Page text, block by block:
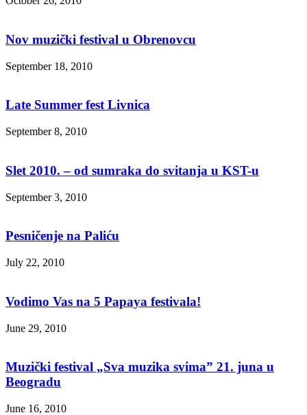
Nov muzički festival u Obrenovcu
September 18, 2010
Late Summer fest Livnica
September 8, 2010
Slet 2010. – od sumraka do svitanja u KST-u
September 3, 2010
Pesničenje na Paliću
July 22, 2010
Vodimo Vas na 5 Papaya festivala!
June 29, 2010
Muzički festival „Sva muzika svima” 21. juna u
Beogradu
June 16, 2010